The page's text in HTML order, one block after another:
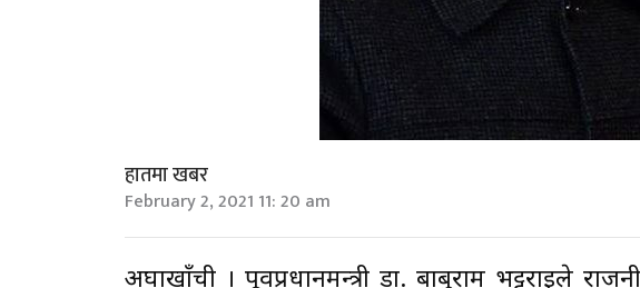
हातमा खबर
February 2, 2021 11: 20 am
अर्घाखाँची । पूर्वप्रधानमन्त्री डा. बाबुराम भट्टराईले